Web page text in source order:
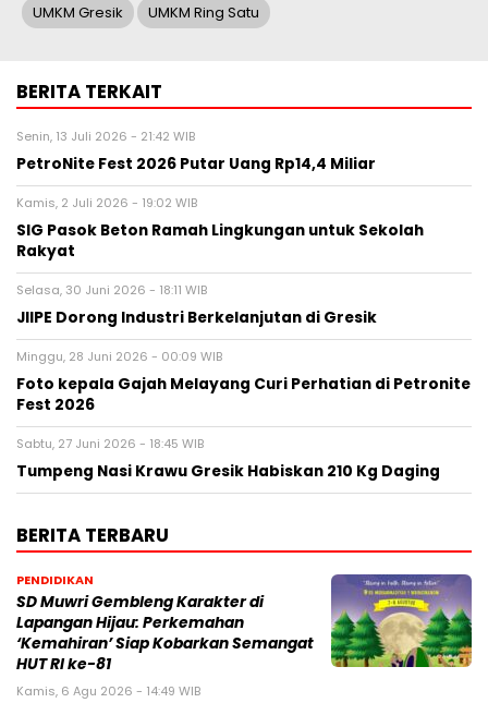
UMKM Gresik UMKM Ring Satu
BERITA TERKAIT
Senin, 13 Juli 2026 - 21:42 WIB
PetroNite Fest 2026 Putar Uang Rp14,4 Miliar
Kamis, 2 Juli 2026 - 19:02 WIB
SIG Pasok Beton Ramah Lingkungan untuk Sekolah
Rakyat
Selasa, 30 Juni 2026 - 18:11 WIB
JIIPE Dorong Industri Berkelanjutan di Gresik
Minggu, 28 Juni 2026 - 00:09 WIB
Foto kepala Gajah Melayang Curi Perhatian di Petronite
Fest 2026
Sabtu, 27 Juni 2026 - 18:45 WIB
Tumpeng Nasi Krawu Gresik Habiskan 210 Kg Daging
BERITA TERBARU
PENDIDIKAN
SD Muwri Gembleng Karakter di
Lapangan Hijau: Perkemahan
‘Kemahiran’ Siap Kobarkan Semangat
HUT RI ke-81
Kamis, 6 Agu 2026 - 14:49 WIB